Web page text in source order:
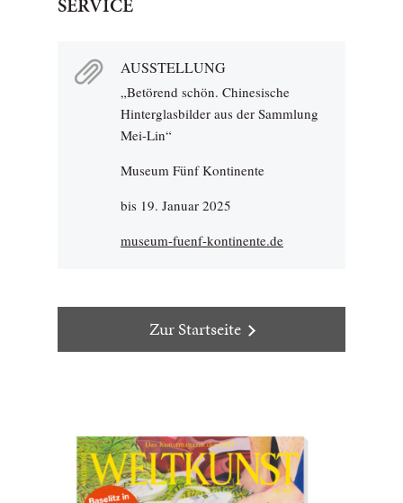
SERVICE
AUSSTELLUNG
„Betörend schön. Chinesische
Hinterglasbilder aus der Sammlung
Mei-Lin“
Museum Fünf Kontinente
bis 19. Januar 2025
museum-fuenf-kontinente.de
Zur Startseite